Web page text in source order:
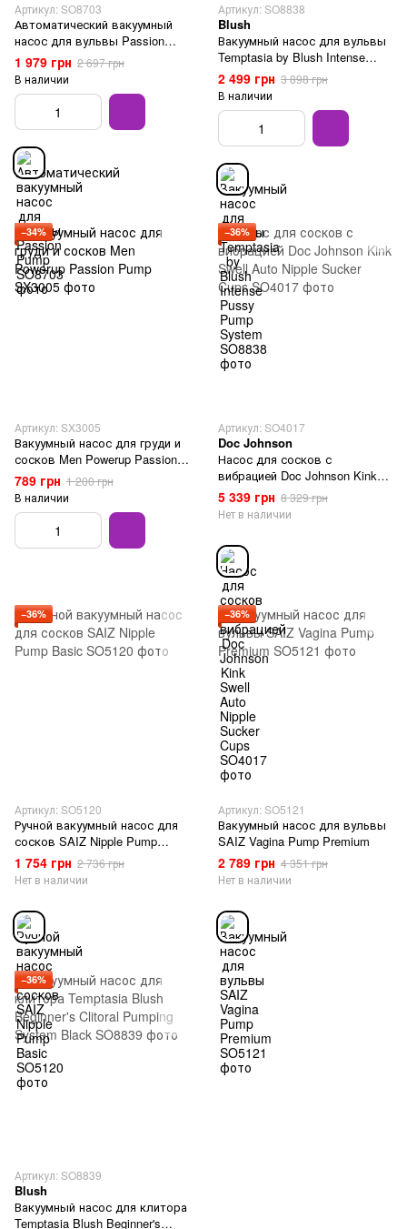
Артикул: SO8703
Автоматический вакуумный
насос для вульвы Passion
Pump
1 979 грн 2 697 грн
В наличии
Артикул: SO8838
Blush
Вакуумный насос для вульвы
Temptasia by Blush Intense
Pussy Pump System
2 499 грн 3 898 грн
В наличии
−34%
Артикул: SX3005
Вакуумный насос для груди и
сосков Men Powerup Passion
Pump
789 грн 1 200 грн
В наличии
−36%
Артикул: SO4017
Doc Johnson
Насос для сосков с
вибрацией Doc Johnson Kink
Swell Auto Nipple Sucker Cups
5 339 грн 8 329 грн
Нет в наличии
−36%
Артикул: SO5120
Ручной вакуумный насос для
сосков SAIZ Nipple Pump
Basic
1 754 грн 2 736 грн
Нет в наличии
−36%
Артикул: SO5121
Вакуумный насос для вульвы
SAIZ Vagina Pump Premium
2 789 грн 4 351 грн
Нет в наличии
−36%
Артикул: SO8839
Blush
Вакуумный насос для клитора
Temptasia Blush Beginner's